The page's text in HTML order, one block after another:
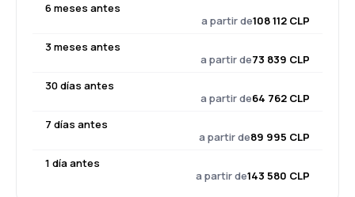
6 meses antes
a partir de108 112 CLP
3 meses antes
a partir de73 839 CLP
30 días antes
a partir de64 762 CLP
7 días antes
a partir de89 995 CLP
1 día antes
a partir de143 580 CLP